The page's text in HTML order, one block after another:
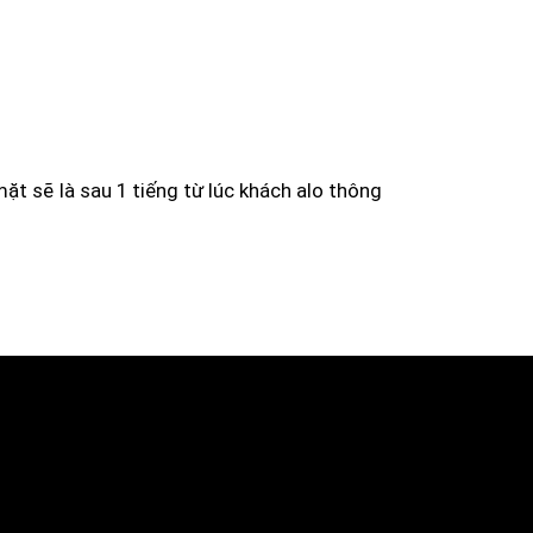
sẽ là sau 1 tiếng từ lúc khách alo thông